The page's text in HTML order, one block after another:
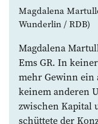
Magdalena
Wunderlin / RDB)
Magdalena
Ems GR. In
mehr Gewinn ein
keinem anderen
zwischen Kapital
schüttete der